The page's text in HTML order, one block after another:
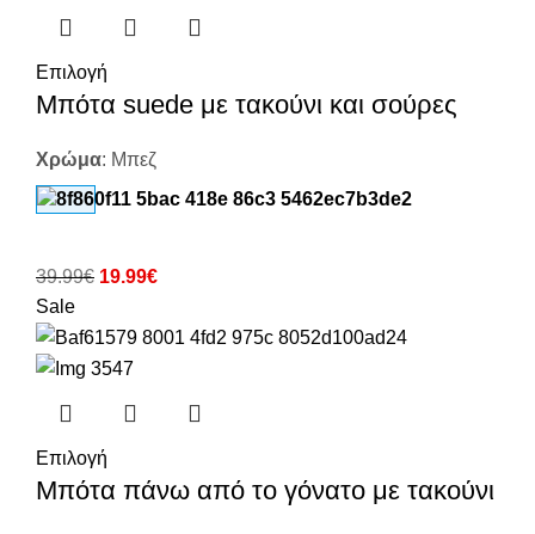
Επιλογή
Μπότα suede με τακούνι και σούρες
Χρώμα: Μπεζ
39.99€ 19.99€
Sale
Επιλογή
Μπότα πάνω από το γόνατο με τακούνι